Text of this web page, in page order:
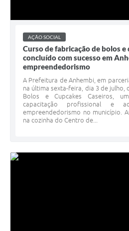
AÇÃO SOCIAL
Curso de fabricação de bolos e
concluído com sucesso em
empreendedorismo
A Prefeitura de Anhembi, em
na última sexta-feira, dia 3 de julho,
Bolos e Cupcakes Caseiros,
capacitação profissional e
empreendedorismo no município.
na cozinha do Centro de...